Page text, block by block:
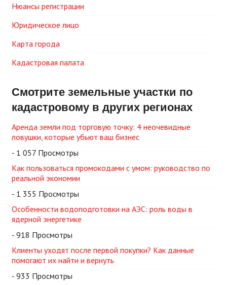
Нюансы регистрации
Юридическое лицо
Карта города
Кадастровая палата
Смотрите земельные участки по
кадастровому в других регионах
Аренда земли под торговую точку: 4 неочевидные
ловушки, которые убьют ваш бизнес
- 1 057 Просмотры
Как пользоваться промокодами с умом: руководство по
реальной экономии
- 1 355 Просмотры
Особенности водоподготовки на АЭС: роль воды в
ядерной энергетике
- 918 Просмотры
Клиенты уходят после первой покупки? Как данные
помогают их найти и вернуть
- 933 Просмотры